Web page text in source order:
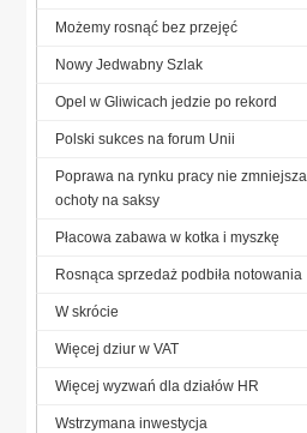
Możemy rosnąć bez przejęć
Nowy Jedwabny Szlak
Opel w Gliwicach jedzie po rekord
Polski sukces na forum Unii
Poprawa na rynku pracy nie zmniejsza
ochoty na saksy
Płacowa zabawa w kotka i myszkę
Rosnąca sprzedaż podbiła notowania
W skrócie
Więcej dziur w VAT
Więcej wyzwań dla działów HR
Wstrzymana inwestycja